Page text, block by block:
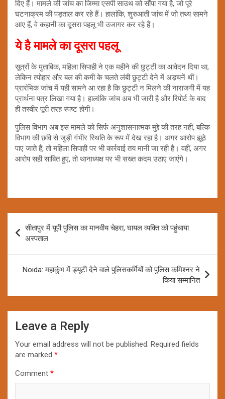
दिए हैं। मामले की जांच का जिम्मा एसपी साउथ को सौंपा गया है, जो पूरे
घटनाक्रम की पड़ताल कर रहे हैं। हालांकि, शुरुआती जांच में जो तथ्य सामने
आए हैं, वे कहानी का दूसरा पहलू भी उजागर कर रहे हैं।
ये है मामले का दूसरा पहलू
सूत्रों के मुताबिक, महिला सिपाही ने एक महीने की छुट्टी का आवेदन दिया था,
लेकिन त्योहार और बल की कमी के चलते लंबी छुट्टी देने में अड़चनें थीं।
प्रारंभिक जांच में यही सामने आ रहा है कि छुट्टी न मिलने की नाराजगी में यह
प्रार्थना पत्र लिखा गया है। हालांकि जांच अब भी जारी है और रिपोर्ट के बाद
ही तस्वीर पूरी तरह स्पष्ट होगी।
पुलिस विभाग अब इस मामले को सिर्फ अनुशासनात्मक मुद्दे की तरह नहीं, बल्कि
विभाग की छवि से जुड़ी गंभीर स्थिति के रूप में देख रहा है। अगर आरोप झूठे
पाए जाते हैं, तो महिला सिपाही पर भी कार्रवाई तय मानी जा रही है। वहीं, अगर
आरोप सही साबित हुए, तो थानाध्यक्ष पर भी सख्त कदम उठाए जाएंगे।
navigation
सीतापुर में यूपी पुलिस का मानवीय चेहरा, घायल व्यक्ति को पहुंचाया
अस्पताल
Noida: महाकुंभ में ड्यूटी देने वाले पुलिसकर्मियों को पुलिस कमिश्नर ने
किया सम्मानित
Leave a Reply
Your email address will not be published. Required fields
are marked *
Comment *